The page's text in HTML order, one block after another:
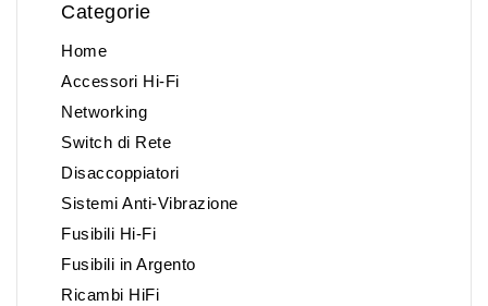
Categorie
Home
Accessori Hi-Fi
Networking
Switch di Rete
Disaccoppiatori
Sistemi Anti-Vibrazione
Fusibili Hi-Fi
Fusibili in Argento
Ricambi HiFi